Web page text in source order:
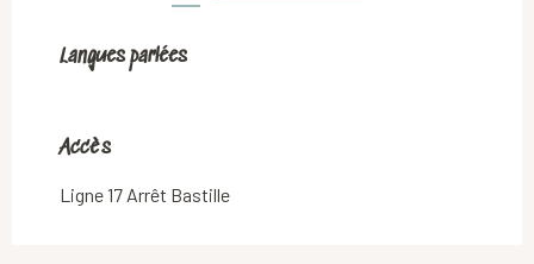
Langues parlées
Langues parlées
Accès
Accès
Ligne 17 Arrêt Bastille